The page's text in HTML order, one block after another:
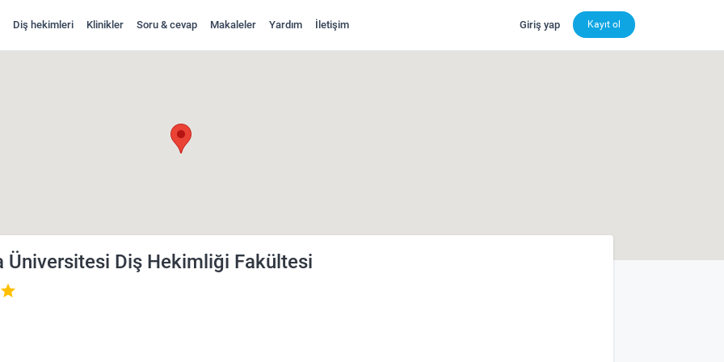
ve Randevu Al Giriş yap Kayıt ol
Diş hekimleri Klinikler Soru & cevap Makaleler Yardım İletişim
Üniversitesi Diş Hekimliği Fakültesi